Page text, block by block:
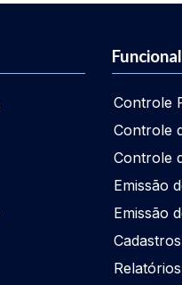
Controle
Controle
Controle
Emissão
Emissão
Cadastros
Relatórios